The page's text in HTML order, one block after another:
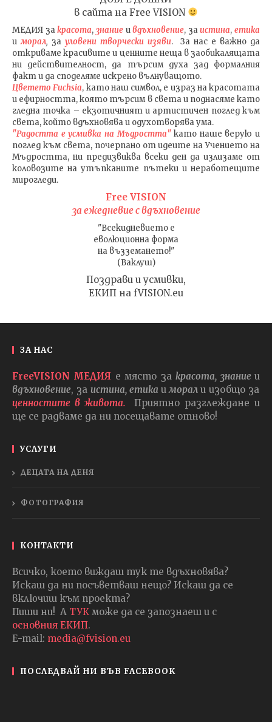
в сайта на Free VISION
МЕДИЯ закрасота, знаниеивдъхновение, заистина, етика
иморал, за уловени творчески изяви. За нас е важно да
откриваме красивите и ценните неща в заобикалящата
ни действителност, да търсим духа зад формалния
факт и да споделяме искрено вълнуващото.
Цветето Fuchsia, като наш символ, е израз на красотата
и ефирността, която търсим в света и поднасяме като
гледна точка – екзотичният и артистичен поглед към
света, който вдъхновява и одухотворява ума.
"Радостта е усмивка на Мъдростта"като наше верую и
поглед към света, почерпано от идеите на Учението на
Мъдростта, ни предизвиква всеки ден да излизаме от
коловозите на утъпканите пътеки и неработещите
мирогледи.
Free VISION
за ежедневие с вдъхновение
"Всекидневието е
еволюционна форма
на възземането!"
(Ваклуш)
Поздрави и усмивки,
ЕКИП на fVISION.eu
ЗА НАС
FreeVISION МЕДИЯ е място закрасота, знаниеи
вдъхновение, за истина, етика и морали изобщо за
ценностите в живота.
Приятно разглеждане и
ще се радваме да ни посещавате отново!
УСЛУГИ
ДЕЦАТА НА ДЕНЯ
ФОТОГРАФИЯ
КОНТАКТИ
Всичко, което виждаш тук те вдъхновява?
Искаш да ни посъветваш нещо? Искаш да се
включиш към проекта?
Пиши ни! А ТУК може да се запознаеш и с
основния ЕКИП.
E-mail: media@fvision.eu
ПОСЛЕДВАЙ НИ ВЪВ FACEBOOK